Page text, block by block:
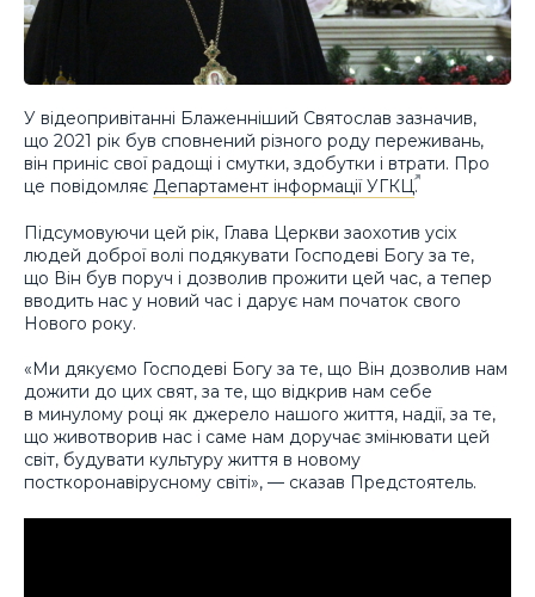
У відеопривітанні Блаженніший Святослав зазначив,
що 2021 рік був сповнений різного роду переживань,
він приніс свої радощі і смутки, здобутки і втрати. Про
це повідомляє Департамент інформації УГКЦ.
Підсумовуючи цей рік, Глава Церкви заохотив усіх
людей доброї волі подякувати Господеві Богу за те,
що Він був поруч і дозволив прожити цей час, а тепер
вводить нас у новий час і дарує нам початок свого
Нового року.
«Ми дякуємо Господеві Богу за те, що Він дозволив нам
дожити до цих свят, за те, що відкрив нам себе
в минулому році як джерело нашого життя, надії, за те,
що животворив нас і саме нам доручає змінювати цей
світ, будувати культуру життя в новому
посткоронавірусному світі», — сказав Предстоятель.